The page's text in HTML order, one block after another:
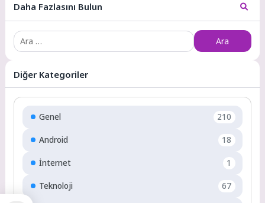
Daha Fazlasını Bulun
Arama:
Diğer Kategoriler
Genel 210
Android 18
İnternet 1
Teknoloji 67